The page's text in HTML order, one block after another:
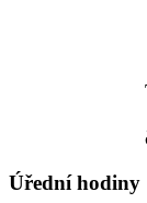
Úřední hodiny